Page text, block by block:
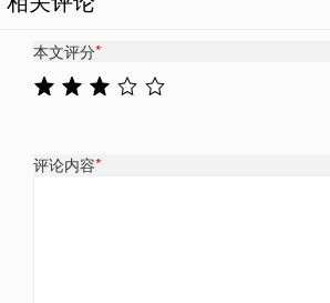
本文评分*
评论内容*